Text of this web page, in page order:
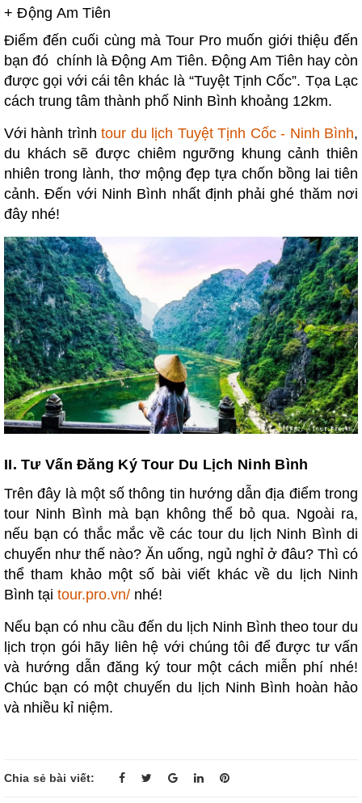
+Động Am Tiên
Điểm đến cuối cùng mà Tour Pro muốn giới thiệu đến
bạn đó chính là Động Am Tiên. Động Am Tiên hay còn
được gọi với cái tên khác là “Tuyệt Tịnh Cốc”. Tọa Lạc
cách trung tâm thành phố Ninh Bình khoảng 12km.
Với hành trìnhtour du lịch Tuyệt Tịnh Cốc - Ninh Bình,
du khách sẽ được chiêm ngưỡng khung cảnh thiên
nhiên trong lành, thơ mộng đẹp tựa chốn bồng lai tiên
cảnh. Đến với Ninh Bình nhất định phải ghé thăm nơi
đây nhé!
II. Tư Vấn Đăng Ký Tour Du Lịch Ninh Bình
Trên đây là một số thông tin hướng dẫn địa điểm trong
tour Ninh Bình mà bạn không thể bỏ qua. Ngoài ra,
nếu bạn có thắc mắc về các tour du lịch Ninh Bình di
chuyển như thế nào? Ăn uống, ngủ nghỉ ở đâu? Thì có
thể tham khảo một số bài viết khác về du lịch Ninh
Bình tại tour.pro.vn/ nhé!
Nếu bạn có nhu cầu đến du lịch Ninh Bình theo tour du
lịch trọn gói hãy liên hệ với chúng tôi để được tư vấn
và hướng dẫn đăng ký tour một cách miễn phí nhé!
Chúc bạn có một chuyến du lịch Ninh Bình hoàn hảo
và nhiều kỉ niệm.
Chia sẻ bài viết: